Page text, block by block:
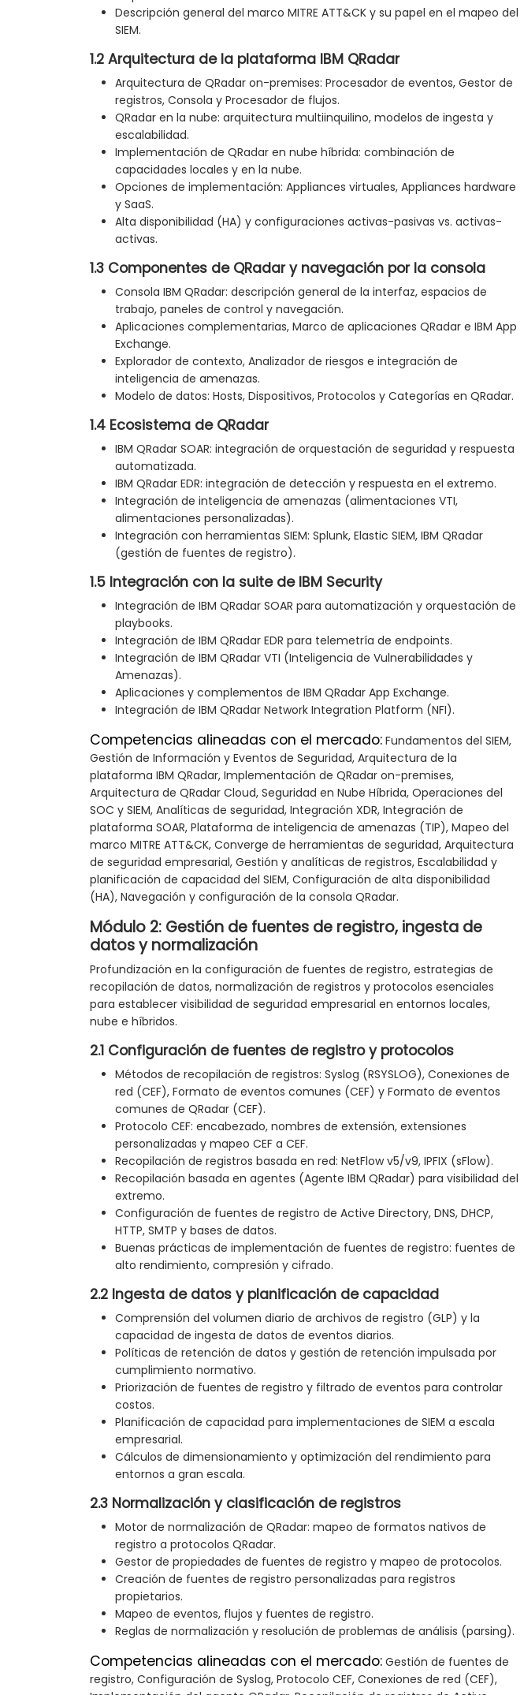
Descripción general del marco MITRE ATT&CK y su papel en el mapeo del
SIEM.
1.2 Arquitectura de la plataforma IBM QRadar
Arquitectura de QRadar on-premises: Procesador de eventos, Gestor de
registros, Consola y Procesador de flujos.
QRadar en la nube: arquitectura multiinquilino, modelos de ingesta y
escalabilidad.
Implementación de QRadar en nube híbrida: combinación de
capacidades locales y en la nube.
Opciones de implementación: Appliances virtuales, Appliances hardware
y SaaS.
Alta disponibilidad (HA) y configuraciones activas-pasivas vs. activas-
activas.
1.3 Componentes de QRadar y navegación por la consola
Consola IBM QRadar: descripción general de la interfaz, espacios de
trabajo, paneles de control y navegación.
Aplicaciones complementarias, Marco de aplicaciones QRadar e IBM App
Exchange.
Explorador de contexto, Analizador de riesgos e integración de
inteligencia de amenazas.
Modelo de datos: Hosts, Dispositivos, Protocolos y Categorías en QRadar.
1.4 Ecosistema de QRadar
IBM QRadar SOAR: integración de orquestación de seguridad y respuesta
automatizada.
IBM QRadar EDR: integración de detección y respuesta en el extremo.
Integración de inteligencia de amenazas (alimentaciones VTI,
alimentaciones personalizadas).
Integración con herramientas SIEM: Splunk, Elastic SIEM, IBM QRadar
(gestión de fuentes de registro).
1.5 Integración con la suite de IBM Security
Integración de IBM QRadar SOAR para automatización y orquestación de
playbooks.
Integración de IBM QRadar EDR para telemetría de endpoints.
Integración de IBM QRadar VTI (Inteligencia de Vulnerabilidades y
Amenazas).
Aplicaciones y complementos de IBM QRadar App Exchange.
Integración de IBM QRadar Network Integration Platform (NFI).
Competencias alineadas con el mercado: Fundamentos del SIEM,
Gestión de Información y Eventos de Seguridad, Arquitectura de la
plataforma IBM QRadar, Implementación de QRadar on-premises,
Arquitectura de QRadar Cloud, Seguridad en Nube Híbrida, Operaciones del
SOC y SIEM, Analíticas de seguridad, Integración XDR, Integración de
plataforma SOAR, Plataforma de inteligencia de amenazas (TIP), Mapeo del
marco MITRE ATT&CK, Converge de herramientas de seguridad, Arquitectura
de seguridad empresarial, Gestión y analíticas de registros, Escalabilidad y
planificación de capacidad del SIEM, Configuración de alta disponibilidad
(HA), Navegación y configuración de la consola QRadar.
Módulo 2: Gestión de fuentes de registro, ingesta de
datos y normalización
Profundización en la configuración de fuentes de registro, estrategias de
recopilación de datos, normalización de registros y protocolos esenciales
para establecer visibilidad de seguridad empresarial en entornos locales,
nube e híbridos.
2.1 Configuración de fuentes de registro y protocolos
Métodos de recopilación de registros: Syslog (RSYSLOG), Conexiones de
red (CEF), Formato de eventos comunes (CEF) y Formato de eventos
comunes de QRadar (CEF).
Protocolo CEF: encabezado, nombres de extensión, extensiones
personalizadas y mapeo CEF a CEF.
Recopilación de registros basada en red: NetFlow v5/v9, IPFIX (sFlow).
Recopilación basada en agentes (Agente IBM QRadar) para visibilidad del
extremo.
Configuración de fuentes de registro de Active Directory, DNS, DHCP,
HTTP, SMTP y bases de datos.
Buenas prácticas de implementación de fuentes de registro: fuentes de
alto rendimiento, compresión y cifrado.
2.2 Ingesta de datos y planificación de capacidad
Comprensión del volumen diario de archivos de registro (GLP) y la
capacidad de ingesta de datos de eventos diarios.
Políticas de retención de datos y gestión de retención impulsada por
cumplimiento normativo.
Priorización de fuentes de registro y filtrado de eventos para controlar
costos.
Planificación de capacidad para implementaciones de SIEM a escala
empresarial.
Cálculos de dimensionamiento y optimización del rendimiento para
entornos a gran escala.
2.3 Normalización y clasificación de registros
Motor de normalización de QRadar: mapeo de formatos nativos de
registro a protocolos QRadar.
Gestor de propiedades de fuentes de registro y mapeo de protocolos.
Creación de fuentes de registro personalizadas para registros
propietarios.
Mapeo de eventos, flujos y fuentes de registro.
Reglas de normalización y resolución de problemas de análisis (parsing).
Competencias alineadas con el mercado: Gestión de fuentes de
registro, Configuración de Syslog, Protocolo CEF, Conexiones de red (CEF),